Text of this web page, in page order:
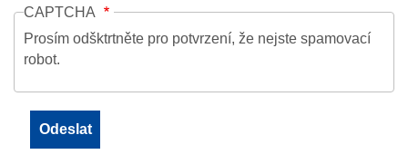
CAPTCHA
Prosím odšktrtněte pro potvrzení, že nejste spamovací
robot.